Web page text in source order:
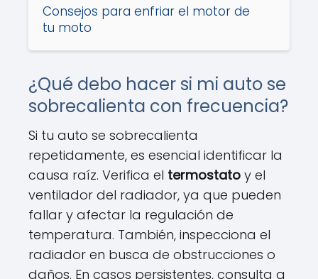
Consejos para enfriar el motor de
tu moto
¿Qué debo hacer si mi auto se
sobrecalienta con frecuencia?
Si tu auto se sobrecalienta
repetidamente, es esencial identificar la
causa raíz. Verifica el termostato y el
ventilador del radiador, ya que pueden
fallar y afectar la regulación de
temperatura. También, inspecciona el
radiador en busca de obstrucciones o
daños. En casos persistentes, consulta a